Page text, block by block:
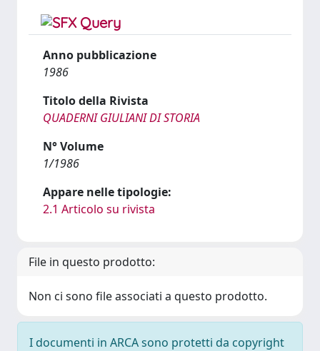
Anno pubblicazione
1986
Titolo della Rivista
QUADERNI GIULIANI DI STORIA
N° Volume
1/1986
Appare nelle tipologie:
2.1 Articolo su rivista
File in questo prodotto:
Non ci sono file associati a questo prodotto.
I documenti in ARCA sono protetti da copyright